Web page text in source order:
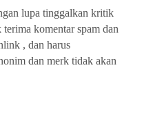
lupa tinggalkan kritik
komentar spam dan
, dan harus
dan merk tidak akan